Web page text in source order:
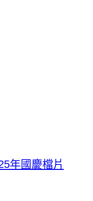
年國慶檔片